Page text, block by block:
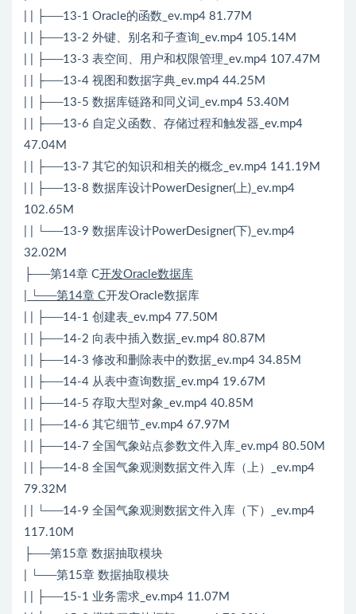
| | ├──13-1 Oracle的函数_ev.mp4 81.77M
| | ├──13-2 外键、别名和子查询_ev.mp4 105.14M
| | ├──13-3 表空间、用户和权限管理_ev.mp4 107.47M
| | ├──13-4 视图和数据字典_ev.mp4 44.25M
| | ├──13-5 数据库链路和同义词_ev.mp4 53.40M
| | ├──13-6 自定义函数、存储过程和触发器_ev.mp4
47.04M
| | ├──13-7 其它的知识和相关的概念_ev.mp4 141.19M
| | ├──13-8 数据库设计PowerDesigner(上)_ev.mp4
102.65M
| | └──13-9 数据库设计PowerDesigner(下)_ev.mp4
32.02M
├──第14章 C开发Oracle数据库
| └──第14章 C开发Oracle数据库
| | ├──14-1 创建表_ev.mp4 77.50M
| | ├──14-2 向表中插入数据_ev.mp4 80.87M
| | ├──14-3 修改和删除表中的数据_ev.mp4 34.85M
| | ├──14-4 从表中查询数据_ev.mp4 19.67M
| | ├──14-5 存取大型对象_ev.mp4 40.85M
| | ├──14-6 其它细节_ev.mp4 67.97M
| | ├──14-7 全国气象站点参数文件入库_ev.mp4 80.50M
| | ├──14-8 全国气象观测数据文件入库（上）_ev.mp4
79.32M
| | └──14-9 全国气象观测数据文件入库（下）_ev.mp4
117.10M
├──第15章 数据抽取模块
| └──第15章 数据抽取模块
| | ├──15-1 业务需求_ev.mp4 11.07M